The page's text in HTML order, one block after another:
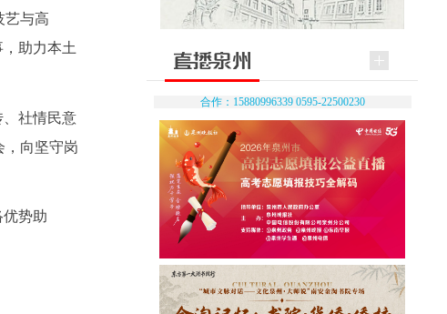
艺与高
助力本土
社情民意
，向坚守岗
势助
合作：15880996339 0595-22500230